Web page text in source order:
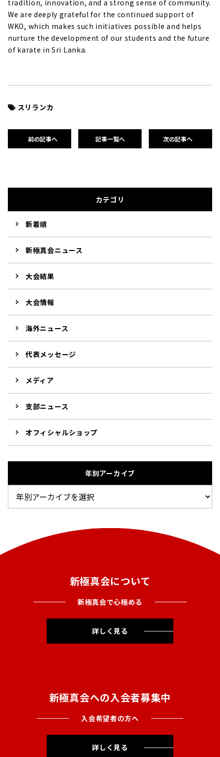
tradition, innovation, and a strong sense of community.
We are deeply grateful for the continued support of
WKO, which makes such initiatives possible and helps
nurture the development of our students and the future
of karate in Sri Lanka.
スリランカ
前の記事へ 記事一覧へ 次の記事へ
カテゴリ
新着順
新極真会ニュース
大会結果
大会情報
海外ニュース
代表メッセージ
メディア
支部ニュース
オフィシャルショップ
年別アーカイブ
新極真会について
新極真会で心極める
詳しく見る
新極真会への入会者募集中
入会希望者の方へ
詳しく見る